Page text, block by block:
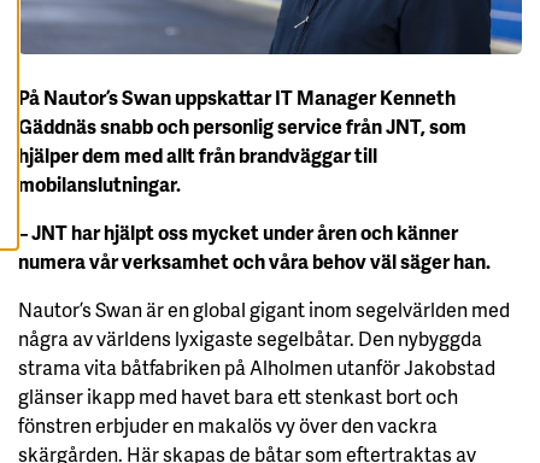
A
A
L
C
O
O
K
I
E
S
På Nautor’s Swan uppskattar IT Manager Kenneth
Gäddnäs snabb och personlig service från JNT, som
hjälper dem med allt från brandväggar till
mobilanslutningar.
– JNT har hjälpt oss mycket under åren och känner
numera vår verksamhet och våra behov väl säger han.
Nautor’s Swan är en global gigant inom segelvärlden med
några av världens lyxigaste segelbåtar. Den nybyggda
strama vita båtfabriken på Alholmen utanför Jakobstad
glänser ikapp med havet bara ett stenkast bort och
fönstren erbjuder en makalös vy över den vackra
skärgården. Här skapas de båtar som eftertraktas av